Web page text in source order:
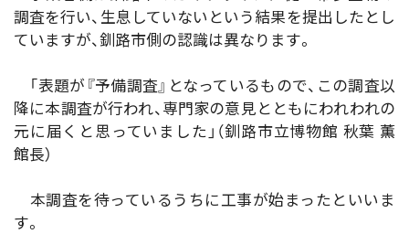
調査を行い、生息していないという結果を提出したとし
ていますが、釧路市側の認識は異なります。
「表題が『予備調査』となっているもので、この調査以
降に本調査が行われ、専門家の意見とともにわれわれの
元に届くと思っていました」（釧路市立博物館 秋葉 薫
館長）
本調査を待っているうちに工事が始まったといいま
す。